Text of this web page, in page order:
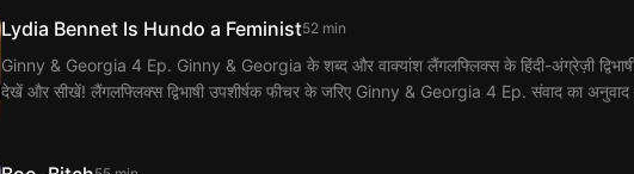
Lydia Bennet Is Hundo a Feminist52 min
Ginny & Georgia 4 Ep. Ginny & Georgia के शब्द और वाक्यांश लैंगलफ्लिक्स के हिंदी-अंग्रेज़ी
देखें और सीखें! लैंगलफ्लिक्स द्विभाषी उपशीर्षक फीचर के जरिए Ginny & Georgia 4 Ep. संवाद का अनुवाद